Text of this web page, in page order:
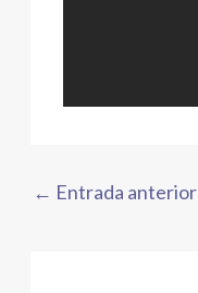
← Entrada anterior